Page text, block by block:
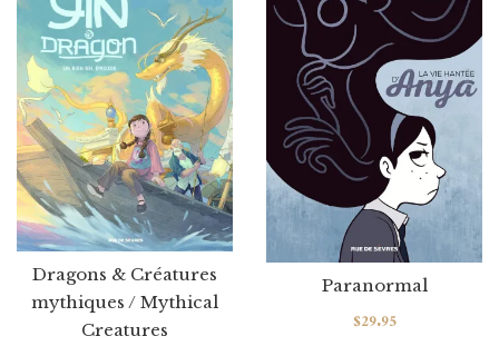
Dragons & Créatures
mythiques / Mythical
Creatures
Paranormal
$29.95